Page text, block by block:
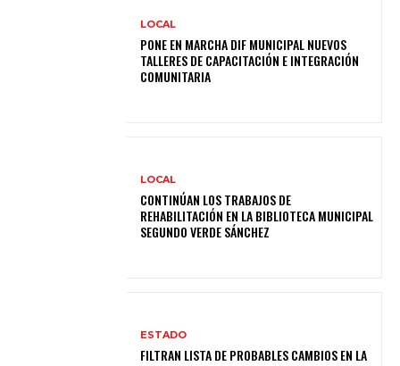
LOCAL
PONE EN MARCHA DIF MUNICIPAL NUEVOS
TALLERES DE CAPACITACIÓN E INTEGRACIÓN
COMUNITARIA
LOCAL
CONTINÚAN LOS TRABAJOS DE
REHABILITACIÓN EN LA BIBLIOTECA MUNICIPAL
SEGUNDO VERDE SÁNCHEZ
ESTADO
FILTRAN LISTA DE PROBABLES CAMBIOS EN LA